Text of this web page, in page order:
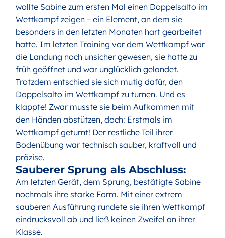
wollte Sabine zum ersten Mal einen Doppelsalto im
Wettkampf zeigen – ein Element, an dem sie
besonders in den letzten Monaten hart gearbeitet
hatte. Im letzten Training vor dem Wettkampf war
die Landung noch unsicher gewesen, sie hatte zu
früh geöffnet und war unglücklich gelandet.
Trotzdem entschied sie sich mutig dafür, den
Doppelsalto im Wettkampf zu turnen. Und es
klappte! Zwar musste sie beim Aufkommen mit
den Händen abstützen, doch: Erstmals im
Wettkampf geturnt! Der restliche Teil ihrer
Bodenübung war technisch sauber, kraftvoll und
präzise.
Sauberer Sprung als Abschluss:
Am letzten Gerät, dem Sprung, bestätigte Sabine
nochmals ihre starke Form. Mit einer extrem
sauberen Ausführung rundete sie ihren Wettkampf
eindrucksvoll ab und ließ keinen Zweifel an ihrer
Klasse.